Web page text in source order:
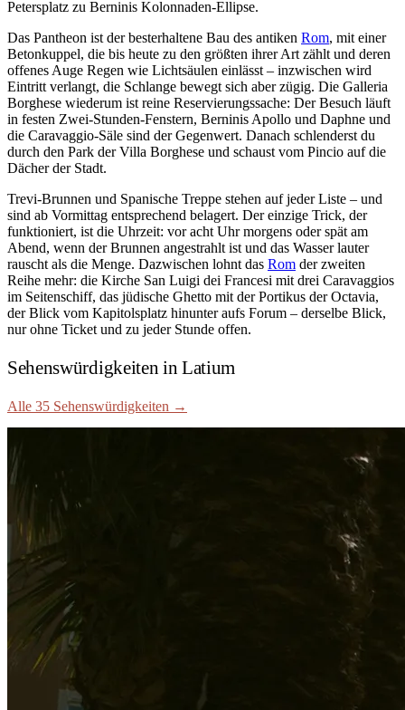
Petersplatz zu Berninis Kolonnaden-Ellipse.
Das Pantheon ist der besterhaltene Bau des antiken Rom, mit einer
Betonkuppel, die bis heute zu den größten ihrer Art zählt und deren
offenes Auge Regen wie Lichtsäulen einlässt – inzwischen wird
Eintritt verlangt, die Schlange bewegt sich aber zügig. Die Galleria
Borghese wiederum ist reine Reservierungssache: Der Besuch läuft
in festen Zwei-Stunden-Fenstern, Berninis Apollo und Daphne und
die Caravaggio-Säle sind der Gegenwert. Danach schlenderst du
durch den Park der Villa Borghese und schaust vom Pincio auf die
Dächer der Stadt.
Trevi-Brunnen und Spanische Treppe stehen auf jeder Liste – und
sind ab Vormittag entsprechend belagert. Der einzige Trick, der
funktioniert, ist die Uhrzeit: vor acht Uhr morgens oder spät am
Abend, wenn der Brunnen angestrahlt ist und das Wasser lauter
rauscht als die Menge. Dazwischen lohnt das Rom der zweiten
Reihe mehr: die Kirche San Luigi dei Francesi mit drei Caravaggios
im Seitenschiff, das jüdische Ghetto mit der Portikus der Octavia,
der Blick vom Kapitolsplatz hinunter aufs Forum – derselbe Blick,
nur ohne Ticket und zu jeder Stunde offen.
Sehenswürdigkeiten in Latium
Alle 35 Sehenswürdigkeiten →